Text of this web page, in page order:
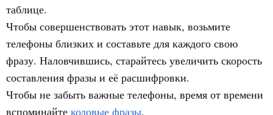
таблице.
Чтобы совершенствовать этот навык, возьмите
телефоны близких и составьте для каждого свою
фразу. Наловчившись, старайтесь увеличить скорость
составления фразы и её расшифровки.
Чтобы не забыть важные телефоны, время от времени
вспоминайте кодовые фразы.